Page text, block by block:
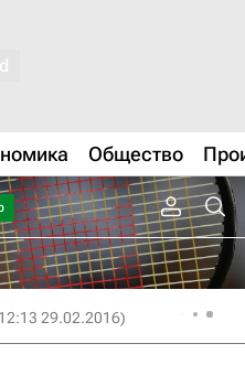
Общество
29.02.2016)